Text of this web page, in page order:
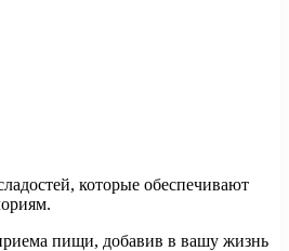
которые обеспечивают
пищи, добавив в вашу жизнь